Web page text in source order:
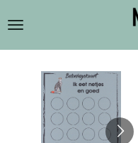
direct
naar
hoofdinhoud